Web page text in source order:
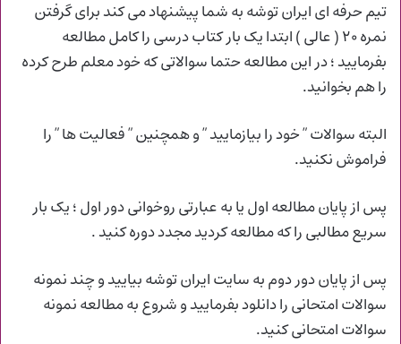
تیم حرفه ای ایران توشه به شما پیشنهاد می کند برای گرفتن
نمره ۲۰ ( عالی ) ابتدا یک بار کتاب درسی را کامل مطالعه
بفرمایید ؛ در این مطالعه حتما سوالاتی که خود معلم طرح کرده
را هم بخوانید.
البته سوالات ” خود را بیازمایید ” و همچنین ” فعالیت ها ” را
فراموش نکنید.
پس از پایان مطالعه اول یا به عبارتی روخوانی دور اول ؛ یک بار
سریع مطالبی را که مطالعه کردید مجدد دوره کنید .
پس از پایان دور دوم به سایت ایران توشه بیایید و چند نمونه
سوالات امتحانی را دانلود بفرمایید و شروع به مطالعه نمونه
سوالات امتحانی کنید.